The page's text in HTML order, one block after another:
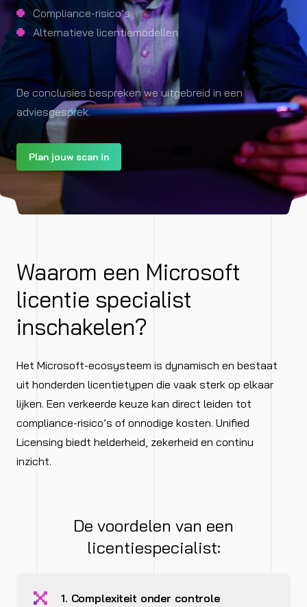
Compliance-risico’s
Alternatieve licentiemodellen
De conclusies bespreken we uitgebreid in een
adviesgesprek.
Plan jouw scan in
Waarom een Microsoft
licentie specialist
inschakelen?
Het Microsoft-ecosysteem is dynamisch en bestaat
uit honderden licentietypen die vaak sterk op elkaar
lijken. Een verkeerde keuze kan direct leiden tot
compliance-risico’s of onnodige kosten. Unified
Licensing biedt helderheid, zekerheid en continu
inzicht.
De voordelen van een
licentiespecialist:
1. Complexiteit onder controle